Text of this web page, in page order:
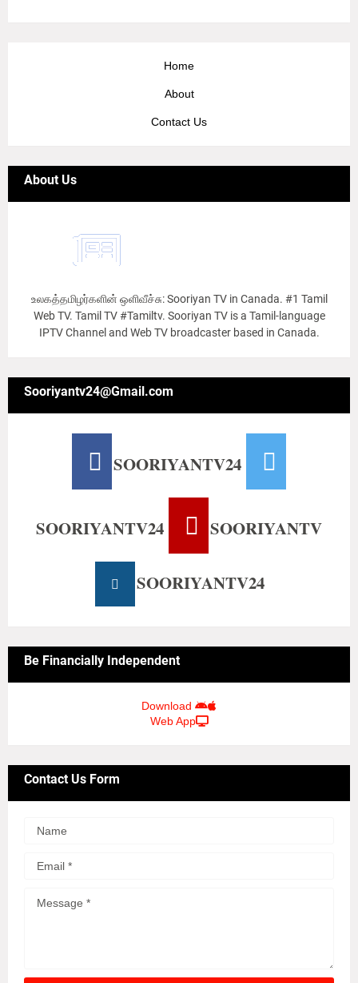
Home
About
Contact Us
About Us
உலகத்தமிழர்களின் ஒளிவீச்சு: Sooriyan TV in Canada. #1 Tamil
Web TV. Tamil TV #Tamiltv. Sooriyan TV is a Tamil-language
IPTV Channel and Web TV broadcaster based in Canada.
Sooriyantv24@Gmail.com
SOORIYANTV24
SOORIYANTV24 SOORIYANTV
SOORIYANTV24
Be Financially Independent
Download
Web App
Contact Us Form